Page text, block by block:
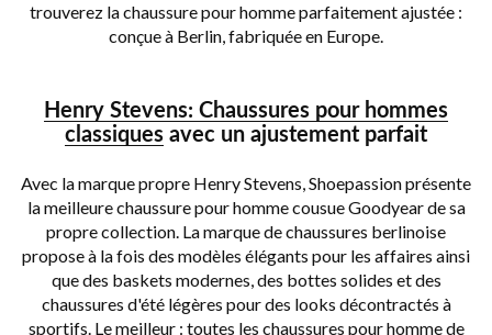
trouverez la chaussure pour homme parfaitement ajustée :
conçue à Berlin, fabriquée en Europe.
Henry Stevens: Chaussures pour hommes
classiques avec un ajustement parfait
Avec la marque propre Henry Stevens, Shoepassion présente
la meilleure chaussure pour homme cousue Goodyear de sa
propre collection. La marque de chaussures berlinoise
propose à la fois des modèles élégants pour les affaires ainsi
que des baskets modernes, des bottes solides et des
chaussures d'été légères pour des looks décontractés à
sportifs. Le meilleur : toutes les chaussures pour homme de